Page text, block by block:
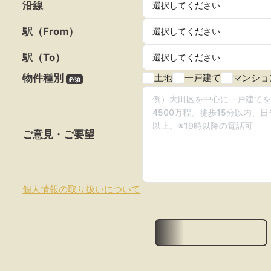
沿線
駅（From）
駅（To）
物件種別
必須 土地 一戸建て マンショ
ご意見・ご要望
個人情報の取り扱いについて